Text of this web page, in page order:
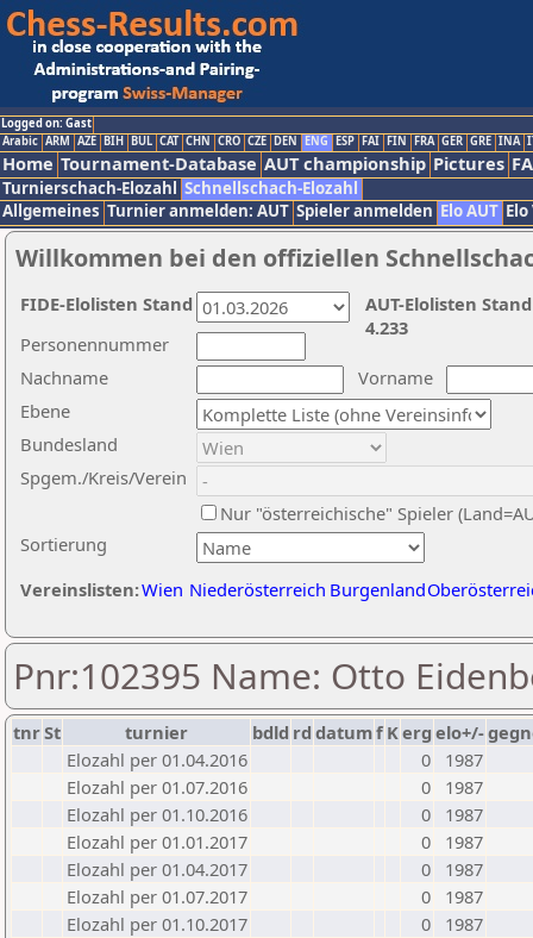
Logged on: Gast
Arabic ARM AZE BIH BUL CAT CHN CRO CZE DEN ENG ESP FAI FIN FRA GER GRE INA
Home Tournament-Database AUT championship Pictures
Turnierschach-Elozahl Schnellschach-Elozahl
Allgemeines Turnier anmelden: AUT Spieler anmelden Elo AUT
Willkommen bei den offiziellen
Nachname
Vorname
Ebene
Sortierung
Personennummer
Bundesland
Spgem./Kreis/Verein
Nur "österreichische" Spieler
Vereinslisten:Wien Niederösterreich Burgenland
AUT-Elolisten
4.233
FIDE-Elolisten Stand
Pnr:102395 Name: Otto
tnrSt turnier bdld rd datumf Kerg elo+/-
Elozahl per 01.04.2016
0
1987
Elozahl per 01.07.2016
0
1987
Elozahl per 01.10.2016
0
1987
Elozahl per 01.01.2017
0
1987
Elozahl per 01.04.2017
0
1987
Elozahl per 01.07.2017
0
1987
Elozahl per 01.10.2017
0
1987